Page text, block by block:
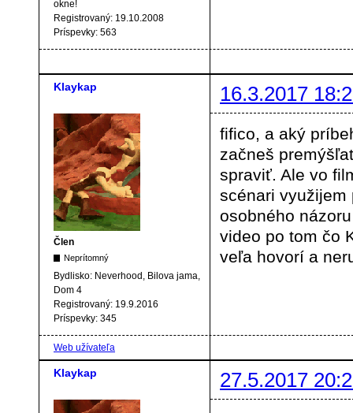
okne!
Registrovaný: 19.10.2008
Príspevky: 563
Klaykap 16.3.2017
Člen
Neprítomný
Bydlisko: Neverhood, Bilova jama,
Dom 4
Registrovaný: 19.9.2016
Príspevky: 345
fifico, a aký
začneš
spraviť. Ale vo
scénari využijem
osobného
video po tom čo
veľa hovorí a
Web užívateľa
Klaykap 27.5.2017